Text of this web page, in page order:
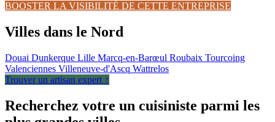
BOOSTER LA VISIBILITÉ DE CETTE ENTREPRISE
Villes dans le Nord
Douai Dunkerque Lille Marcq-en-Barœul Roubaix Tourcoing
Valenciennes Villeneuve-d'Ascq Wattrelos
Trouver un artisan expert ↑
Recherchez votre un cuisiniste parmi les